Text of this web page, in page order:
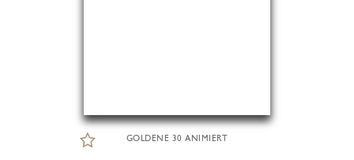
GOLDENE 30 ANIMIERT